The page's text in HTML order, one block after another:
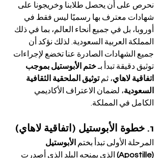
نحرص على أن يحصل طلابنا وخريجونا على
شهادات معترف بها رسميًا ليس فقط في
أوروبا، بل في جميع أنحاء العالم، بما في ذلك
المملكة العربية السعودية. لذلك نؤكد أن
جميع الشهادات الصادرة عنا تخضع لإجراءات
توثيق دقيقة تبدأ بـ ختم الأبوستيل بموجب
اتفاقية لاهاي، ثم توثيق الملحقية الثقافية
السعودية، لضمان الاعتراف الأكاديمي
الكامل في المملكة.
1. خطوة الأبوستيل (اتفاقية لاهاي)
المرحلة الأولى تبدأ بختم الأبوستيل
(Apostille)
الذي يمنحه البلد الذي أصدرت